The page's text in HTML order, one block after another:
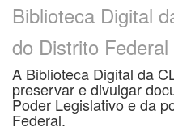
Biblioteca Digital
do Distrito Federal
A Biblioteca Digital da
preservar e divulgar
Poder Legislativo e da
Federal.